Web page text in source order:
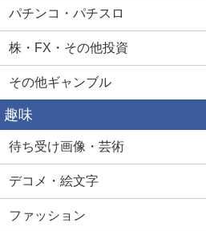
パチンコ・パチスロ
株・FX・その他投資
その他ギャンブル
趣味
待ち受け画像・芸術
デコメ・絵文字
ファッション